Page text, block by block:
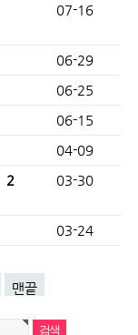
07-16
06-29
06-25
06-15
04-09
2 03-30
03-24
맨끝